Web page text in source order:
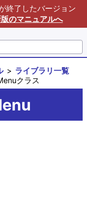
終了したバージョン
のマニュアルへ
ライブラリ一覧
クラス